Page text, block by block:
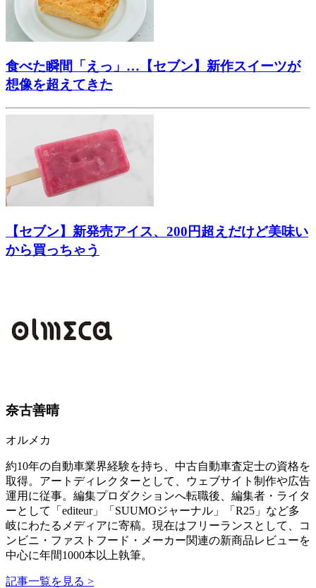
食べた瞬間「えっ」…【セブン】新作スイーツが
想像を超えてきた
【セブン】新発売アイス、200円超えだけど美味い
から買っちゃう
奈古善晴
オルメカ
約10年の自動車業界経験を持ち、中古自動車査定士の資格を
取得。アートディレクターとして、ウェブサイト制作や広告
運用に従事。編集プロダクションへ転職後、編集者・ライタ
ーとして「editeur」「SUUMOジャーナル」「R25」など多
岐にわたるメディアに寄稿。現在はフリーランスとして、コ
ンビニ・ファストフード・メーカー関連の新商品レビューを
中心に年間1000本以上執筆。
記事一覧を見る >